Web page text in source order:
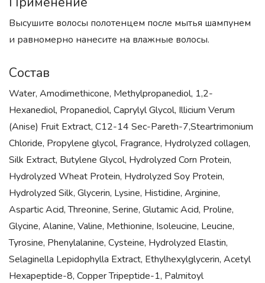
Высушите волосы полотенцем после мытья шампунем
и равномерно нанесите на влажные волосы.
Состав
Water, Amodimethicone, Methylpropanediol, 1,2-
Hexanediol, Propanediol, Caprylyl Glycol, Illicium Verum
(Anise) Fruit Extract, C12-14 Sec-Pareth-7,Steartrimonium
Chloride, Propylene glycol, Fragrance, Hydrolyzed collagen,
Silk Extract, Butylene Glycol, Hydrolyzed Corn Protein,
Hydrolyzed Wheat Protein, Hydrolyzed Soy Protein,
Hydrolyzed Silk, Glycerin, Lysine, Histidine, Arginine,
Aspartic Acid, Threonine, Serine, Glutamic Acid, Proline,
Glycine, Alanine, Valine, Methionine, Isoleucine, Leucine,
Tyrosine, Phenylalanine, Cysteine, Hydrolyzed Elastin,
Selaginella Lepidophylla Extract, Ethylhexylglycerin, Acetyl
Hexapeptide-8, Copper Tripeptide-1, Palmitoyl